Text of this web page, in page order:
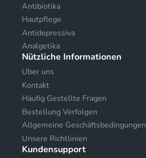
Antibiotika
Hautpflege
Antidepressiva
Analgetika
Nützliche Informationen
Uber uns
Kontakt
Häufig Gestellte Fragen
Bestellung Verfolgen
Allgemeine Geschäftsbedingungen
Unsere Richtlinien
Kundensupport